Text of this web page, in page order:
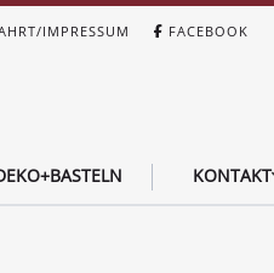
IMPRESSUM FACEBOOK
KONTAKT